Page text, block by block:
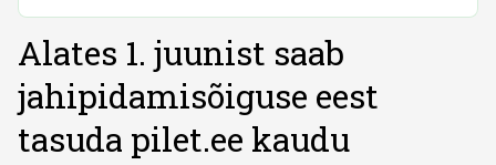
Alates 1. juunist saab
jahipidamisõiguse eest
tasuda pilet.ee kaudu